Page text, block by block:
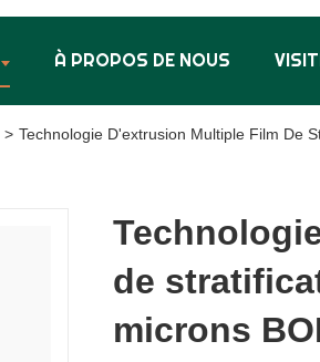
À PROPOS DE NOUS
> Technologie D'extrusion Multiple Film De
de
microns
de
microns